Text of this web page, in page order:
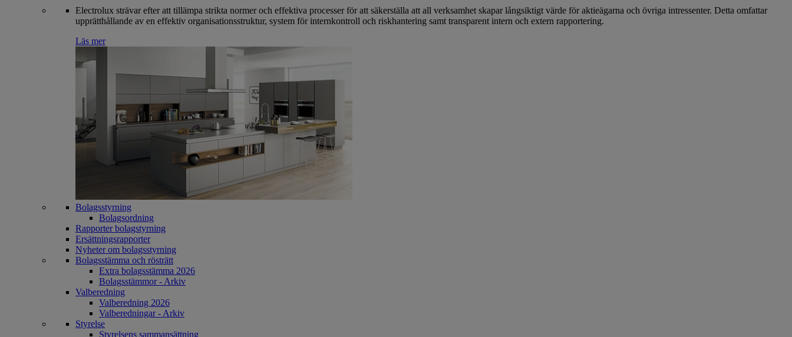
Electrolux strävar efter att tillämpa strikta normer och effektiva processer för att säkerställa att all verksamhet skapar långsiktigt värde för aktieägarna och övriga intressenter. Detta omfattar
upprätthållande av en effektiv organisationsstruktur, system för internkontroll och riskhantering samt transparent intern och extern rapportering.
Läs mer
Bolagsstyrning
Bolagsordning
Rapporter bolagstyrning
Ersättningsrapporter
Nyheter om bolagsstyrning
Bolagsstämma och rösträtt
Extra bolagsstämma 2026
Bolagsstämmor - Arkiv
Valberedning
Valberedning 2026
Valberedningar - Arkiv
Styrelse
Styrelsens sammansättning